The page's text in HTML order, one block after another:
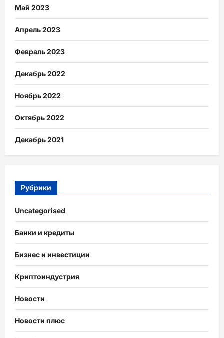
Май 2023
Апрель 2023
Февраль 2023
Декабрь 2022
Ноябрь 2022
Октябрь 2022
Декабрь 2021
Рубрики
Uncategorised
Банки и кредиты
Бизнес и инвестиции
Криптоиндустрия
Новости
Новости плюс